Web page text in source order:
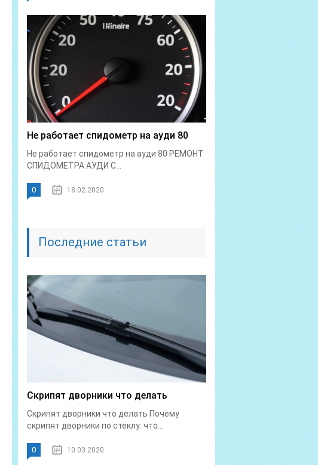
Не работает спидометр на ауди 80
Не работает спидометр на ауди 80 РЕМОНТ
СПИДОМЕТРА АУДИ С...
0 18.02.2020
Последние статьи
Скрипят дворники что делать
Скрипят дворники что делать Почему
скрипят дворники по стеклу: что...
0 10.03.2020